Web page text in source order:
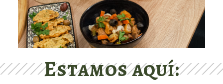
Estamos aquí: